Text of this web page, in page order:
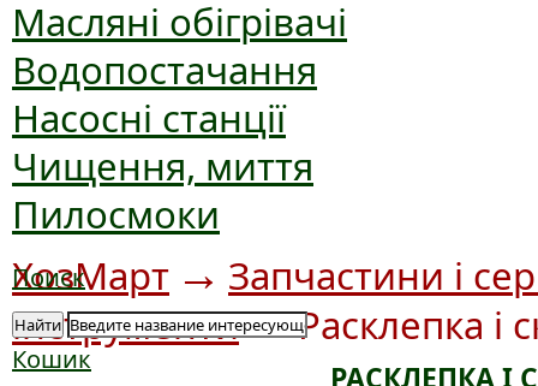
Масляні обігрівачі
Водопостачання
Насосні станції
Чищення, миття
Пилосмоки
Поиск
Найти
Кошик
ХозМарт → Запчастини і
інструменти→Расклепка і
РАСКЛЕПКА І